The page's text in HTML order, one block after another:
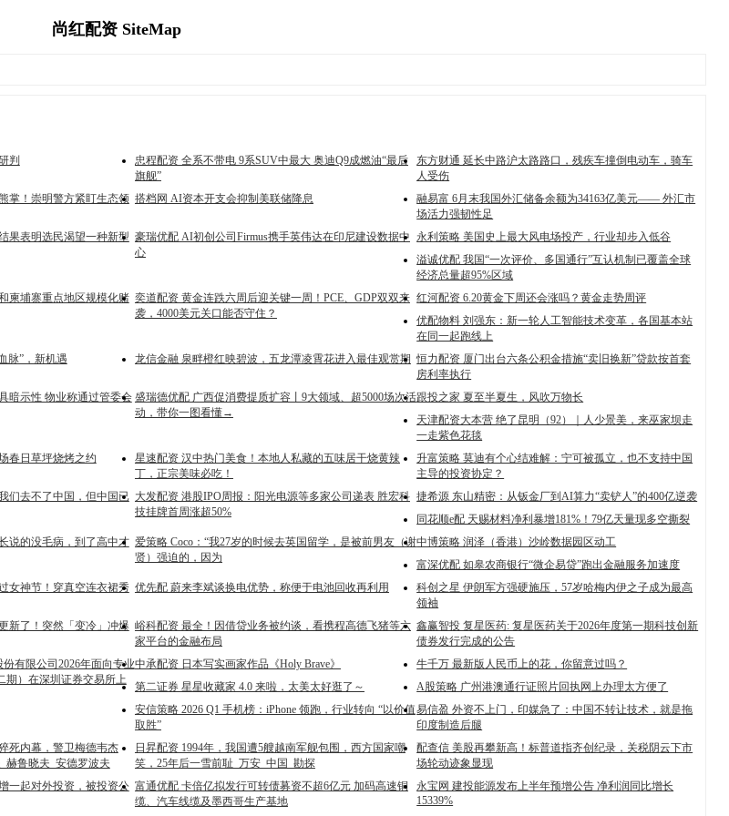
尚红配资 SiteMap
判
忠程配资 全系不带电 9系SUV中最大 奥迪Q9成燃油“最后
旗舰”
东方财通 延长中路沪太路路口，残疾车撞倒电动车，骑车
人受伤
掌！崇明警方紧盯生态领 搭档网 AI资本开支会抑制美联储降息
融易富 6月末我国外汇储备余额为34163亿美元—— 外汇市
场活力强韧性足
果表明选民渴望一种新型 豪瑞优配 AI初创公司Firmus携手英伟达在印尼建设数据中
心
永利策略 美国史上最大风电场投产，行业却步入低谷
溢诚优配 我国“一次评价、多国通行”互认机制已覆盖全球
经济总量超95%区域
柬埔寨重点地区规模化赌 奕道配资 黄金连跌六周后迎关键一周！PCE、GDP双双来
袭，4000美元关口能否守住？
红河配资 6.20黄金下周还会涨吗？黄金走势周评
优配物料 刘强东：新一轮人工智能技术变革，各国基本站
在同一起跑线上
脉”，新机遇 龙信金融 泉畔橙红映碧波，五龙潭凌霄花进入最佳观赏期 恒力配资 厦门出台六条公积金措施“卖旧换新”贷款按首套
房利率执行
暗示性 物业称通过管委会 盛瑞德优配 广西促消费提质扩容丨9大领域、超5000场次活
动，带你一图看懂→
跟投之家 夏至半夏生，风吹万物长
天津配资大本营 绝了昆明（92）｜人少景美，来巫家坝走
一走紫色花毯
春日草坪烧烤之约
星速配资 汉中热门美食！本地人私藏的五味居干烧黄辣
丁，正宗美味必吃！
升富策略 莫迪有个心结难解：宁可被孤立，也不支持中国
主导的投资协定？
们去不了中国，但中国已 大发配资 港股IPO周报：阳光电源等多家公司递表 胜宏科
技挂牌首周涨超50%
捷希源 东山精密：从钣金厂到AI算力“卖铲人”的400亿逆袭
同花顺e配 天赐材料净利暴增181%！79亿天量现多空撕裂
说的没毛病，到了高中才 爱策略 Coco：“我27岁的时候去英国留学，是被前男友（谢
贤）强迫的，因为
中博策略 润泽（香港）沙岭数据园区动工
富深优配 如皋农商银行“微企易贷”跑出金融服务加速度
女神节！穿真空连衣裙秀 优先配 蔚来李斌谈换电优势，称便于电池回收再利用
科创之星 伊朗军方强硬施压，57岁哈梅内伊之子成为最高
领袖
新了！突然「变冷」冲爆 峪科配资 最全！因借贷业务被约谈，看携程高德飞猪等六
家平台的金融布局
鑫赢智投 复星医药: 复星医药关于2026年度第一期科技创新
债券发行完成的公告
有限公司2026年面向专业
期）在深圳证券交易所上
中承配资 日本写实画家作品《Holy Brave》
牛千万 最新版人民币上的花，你留意过吗？
第二证券 星星收藏家 4.0 来啦，太美太好逛了～
A股策略 广州港澳通行证照片回执网上办理太方便了
安信策略 2026 Q1 手机榜：iPhone 领跑，行业转向 “以价值
取胜”
易信盈 外资不上门，印媒急了：中国不转让技术，就是拖
印度制造后腿
死内幕，警卫梅德韦杰
赫鲁晓夫_安德罗波夫
日昇配资 1994年，我国遭5艘越南军舰包围，西方国家嘲
笑，25年后一雪前耻_万安_中国_勘探
配查信 美股再攀新高！标普道指齐创纪录，关税阴云下市
场轮动迹象显现
一起对外投资，被投资公 富通优配 卡倍亿拟发行可转债募资不超6亿元 加码高速铜
缆、汽车线缆及墨西哥生产基地
永宝网 建投能源发布上半年预增公告 净利润同比增长
15339%